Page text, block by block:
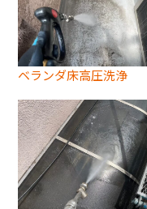
ベランダ床高圧洗浄